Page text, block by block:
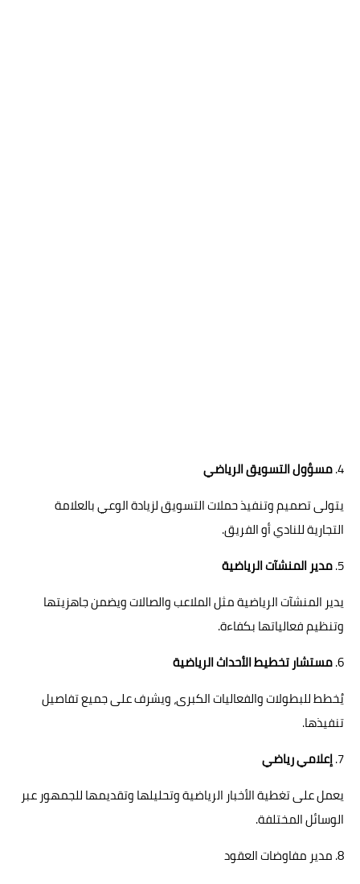
4. مسؤول التسويق الرياضي
يتولى تصميم وتنفيذ حملات التسويق لزيادة الوعي بالعلامة
التجارية للنادي أو الفريق.
5. مدير المنشآت الرياضية
يدير المنشآت الرياضية مثل الملاعب والصالات ويضمن جاهزيتها
وتنظيم فعالياتها بكفاءة.
6. مستشار تخطيط الأحداث الرياضية
يُخطط للبطولات والفعاليات الكبرى، ويشرف على جميع تفاصيل
تنفيذها.
7. إعلامي رياضي
يعمل على تغطية الأخبار الرياضية وتحليلها وتقديمها للجمهور عبر
الوسائل المختلفة.
8. مدير مفاوضات العقود